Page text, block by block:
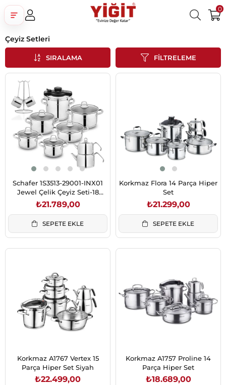
0
Üye Girişi
Google İle Bağlan
Çeyiz Setleri
FILTRELEME
SIRALAMA
Schafer 1S3513-29001-INX01
Jewel Çelik Çeyiz Seti-18
Parça-Inox
₺21.789,00
SEPETE EKLE
Korkmaz Flora 14 Parça Hiper
Set
₺21.299,00
SEPETE EKLE
Korkmaz A1767 Vertex 15
Parça Hiper Set Siyah
₺22.499,00
Korkmaz A1757 Proline 14
Parça Hiper Set
₺18.689,00